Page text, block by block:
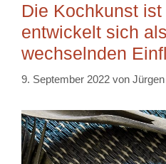
Die Kochkunst
entwickelt sich
wechselnden
9. September 2022 von